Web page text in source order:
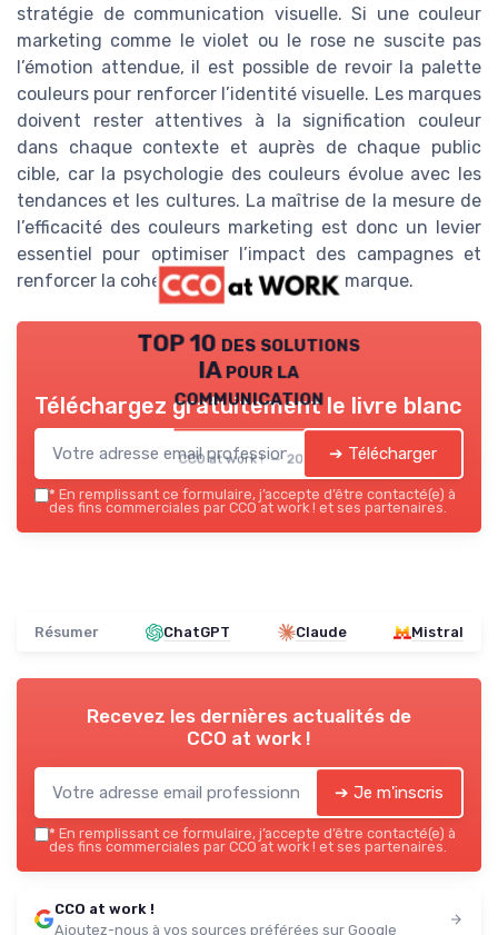
stratégie de communication visuelle. Si une couleur
marketing comme le violet ou le rose ne suscite pas
l’émotion attendue, il est possible de revoir la palette
couleurs pour renforcer l’identité visuelle. Les marques
doivent rester attentives à la signification couleur
dans chaque contexte et auprès de chaque public
cible, car la psychologie des couleurs évolue avec les
tendances et les cultures. La maîtrise de la mesure de
l’efficacité des couleurs marketing est donc un levier
essentiel pour optimiser l’impact des campagnes et
renforcer la cohérence de l’identité de marque.
TOP 10 des solutions
IA pour la
communication
CCO at work ! — 2026
Téléchargez gratuitement le livre blanc
➔ Télécharger
* En remplissant ce formulaire, j’accepte d’être contacté(e) à
des fins commerciales par CCO at work ! et ses partenaires.
Résumer ChatGPT Claude Mistral
Recevez les dernières actualités de
CCO at work !
➔ Je m'inscris
* En remplissant ce formulaire, j’accepte d’être contacté(e) à
des fins commerciales par CCO at work ! et ses partenaires.
CCO at work !
Ajoutez-nous à vos sources préférées sur Google